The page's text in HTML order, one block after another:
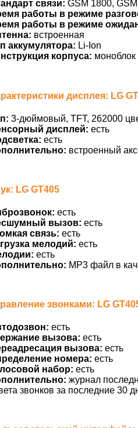
связи: GSM 1800,
работы в режиме
работы в режиме
встроенная
аккумулятора: Li-Ion
корпуса: моноблок
дисплея: LG
3-дюймовый, TFT, 262000
дисплей: есть
есть
встроенный
LG GT405
есть
вызов: есть
связь: есть
мелодий: есть
есть
MP3 файл в
звонками: LG
есть
вызова: есть
вызова: есть
номера: есть
набор: есть
журнал
звонков за последние 30